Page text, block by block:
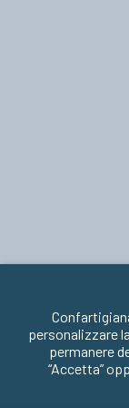
personalizzare
permanere
“Accetta”